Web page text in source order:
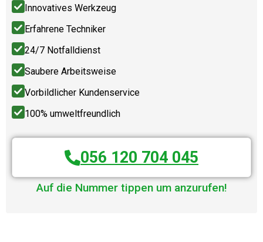
Innovatives Werkzeug
Erfahrene Techniker
24/7 Notfalldienst
Saubere Arbeitsweise
Vorbildlicher Kundenservice
100% umweltfreundlich
056 120 704 045
Auf die Nummer tippen um anzurufen!